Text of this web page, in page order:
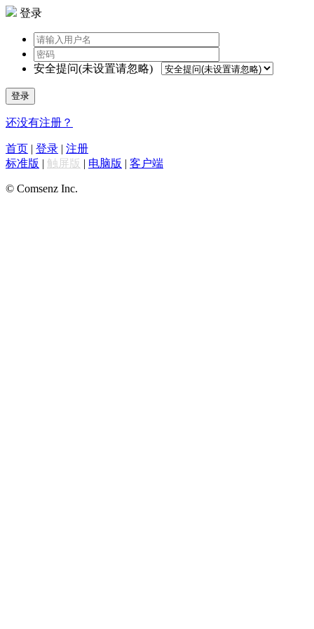
登录
安全提问(未设置请忽略)
登录
还没有注册？
首页 | 登录 | 注册
标准版 | 触屏版 | 电脑版 | 客户端
© Comsenz Inc.